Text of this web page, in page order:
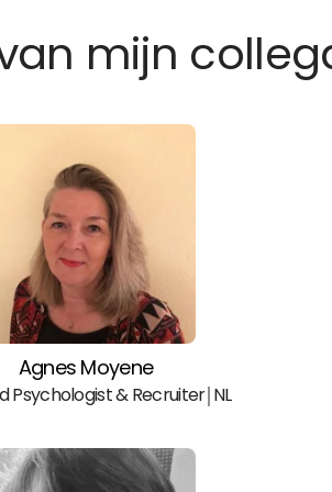
mijn
Agnes Moyene
Psychologist & Recruiter￨NL